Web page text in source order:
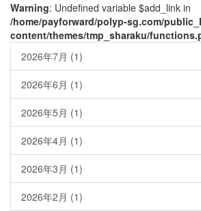
Warning: Undefined variable $add_link in
/home/payforward/polyp-sg.com/
content/themes/tmp_sharaku/
2026年7月 (1)
2026年6月 (1)
2026年5月 (1)
2026年4月 (1)
2026年3月 (1)
2026年2月 (1)